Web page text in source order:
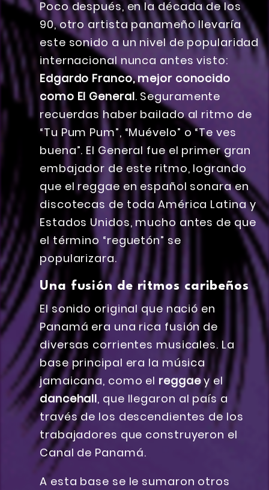
Poco después, en la década de los
90, otro artista panameño llevaría
este sonido a un nivel de popularidad
internacional nunca antes visto:
Edgardo Franco, mejor conocido
como El General. Seguramente
recuerdas haber bailado al ritmo de
“Tu Pum Pum”, “Muévelo” o “Te ves
buena”. El General fue el primer gran
embajador de este ritmo, logrando
que el reggae en español sonara en
discotecas de toda América Latina y
Estados Unidos, mucho antes de que
el término “reguetón” se
popularizara.
Una fusión de ritmos caribeños
El sonido original que nació en
Panamá era una rica fusión de
diversas corrientes musicales. La
base principal era la música
jamaicana, como el reggaey el
dancehall, que llegaron al país a
través de los descendientes de los
trabajadores que construyeron el
Canal de Panamá.
A esta base se le sumaron otros